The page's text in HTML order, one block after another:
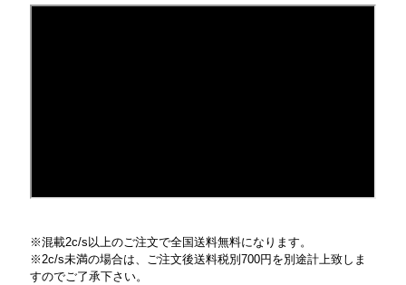
※混載2c/s以上のご注文で全国送料無料になります。
※2c/s未満の場合は、ご注文後送料税別700円を別途計上致しま
すのでご了承下さい。